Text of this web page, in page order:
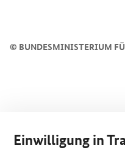
© BUNDESMINISTERIUM
Einwilligung in